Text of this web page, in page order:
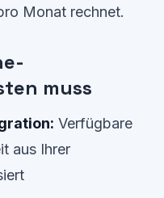
Monat rechnet.
muss
Verfügbare
aus Ihrer